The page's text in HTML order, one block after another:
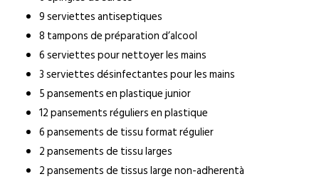
9 serviettes antiseptiques
8 tampons de préparation d’alcool
6 serviettes pour nettoyer les mains
3 serviettes désinfectantes pour les mains
5 pansements en plastique junior
12 pansements réguliers en plastique
6 pansements de tissu format régulier
2 pansements de tissu larges
2 pansements de tissus large non-adherentà